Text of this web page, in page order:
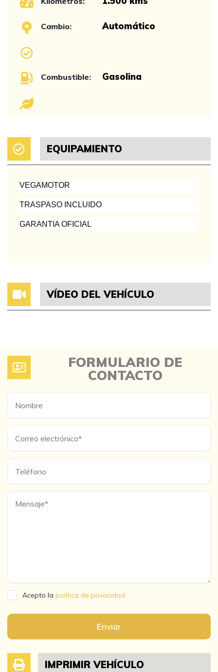
Cambio: Automático
Combustible: Gasolina
EQUIPAMIENTO
VEGAMOTOR
TRASPASO INCLUIDO
GARANTIA OFICIAL
VÍDEO DEL VEHÍCULO
FORMULARIO DE
CONTACTO
Acepto la política de privacidad
Enviar
IMPRIMIR VEHÍCULO